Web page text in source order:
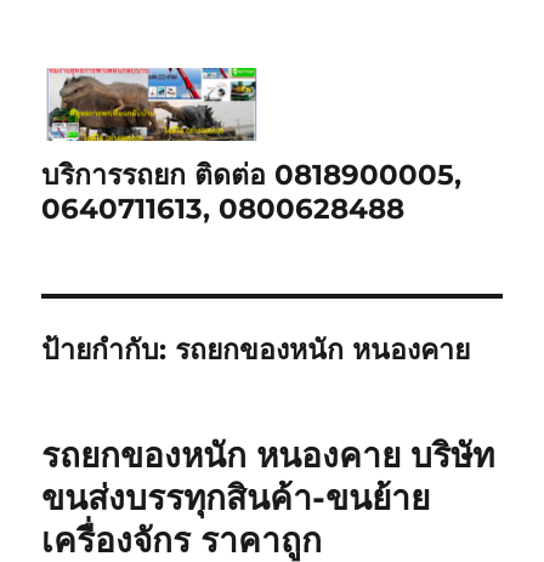
บริการรถยก ติดต่อ 0818900005,
0640711613, 0800628488
ป้ายกำกับ: รถยกของหนัก หนองคาย
รถยกของหนัก หนองคาย บริษัท
ขนส่งบรรทุกสินค้า-ขนย้าย
เครื่องจักร ราคาถูก